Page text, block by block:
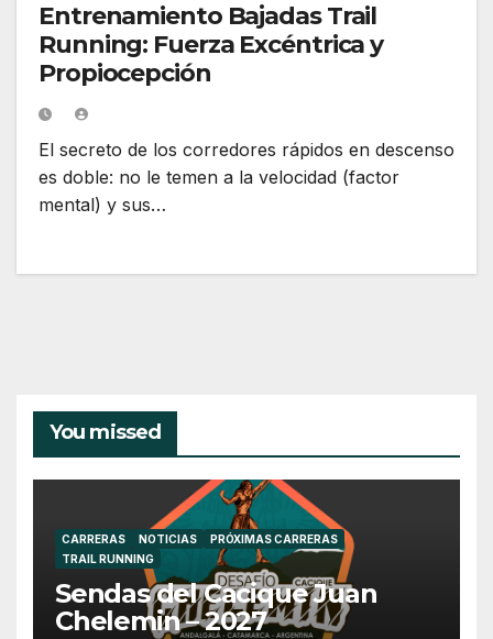
Entrenamiento Bajadas Trail
Running: Fuerza Excéntrica y
Propiocepción
El secreto de los corredores rápidos en descenso
es doble: no le temen a la velocidad (factor
mental) y sus…
You missed
CARRERAS NOTICIAS
PRÓXIMAS CARRERAS
TRAIL RUNNING
Sendas del Cacique Juan
Chelemin – 2027